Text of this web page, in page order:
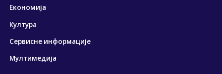
Економија
Култура
Сервисне информације
Мултимедија